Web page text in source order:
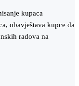
kupaca
obavještava kupce da
radova na